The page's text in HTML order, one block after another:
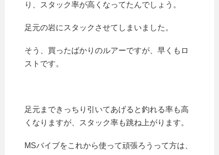
り、スタック率が高くなってたんでしょう。
足元の岩にスタックさせてしまいました。
そう、買ったばかりのルアーですが、早くもロ
ストです。
足元まできっちり引いてあげると釣れる率も高
くなりますが、スタック率も跳ね上がります。
MSバイブをこれから使って頑張ろうって方は、